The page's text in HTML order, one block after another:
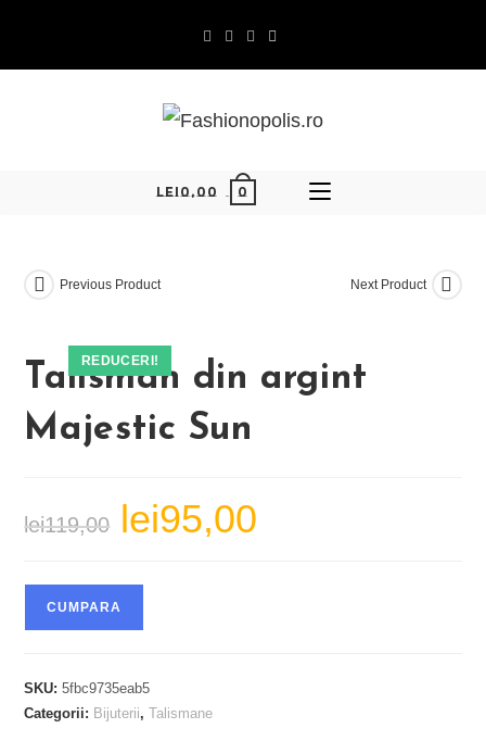
content
LEI0,00 0
REDUCERI!
Previous Product Next Product
Talisman din argint
Majestic Sun
lei119,00
Prețul
inițial
alei95,00
CUMPARA
SKU:5fbc9735eab5
Categorii: Bijuterii,Talismane